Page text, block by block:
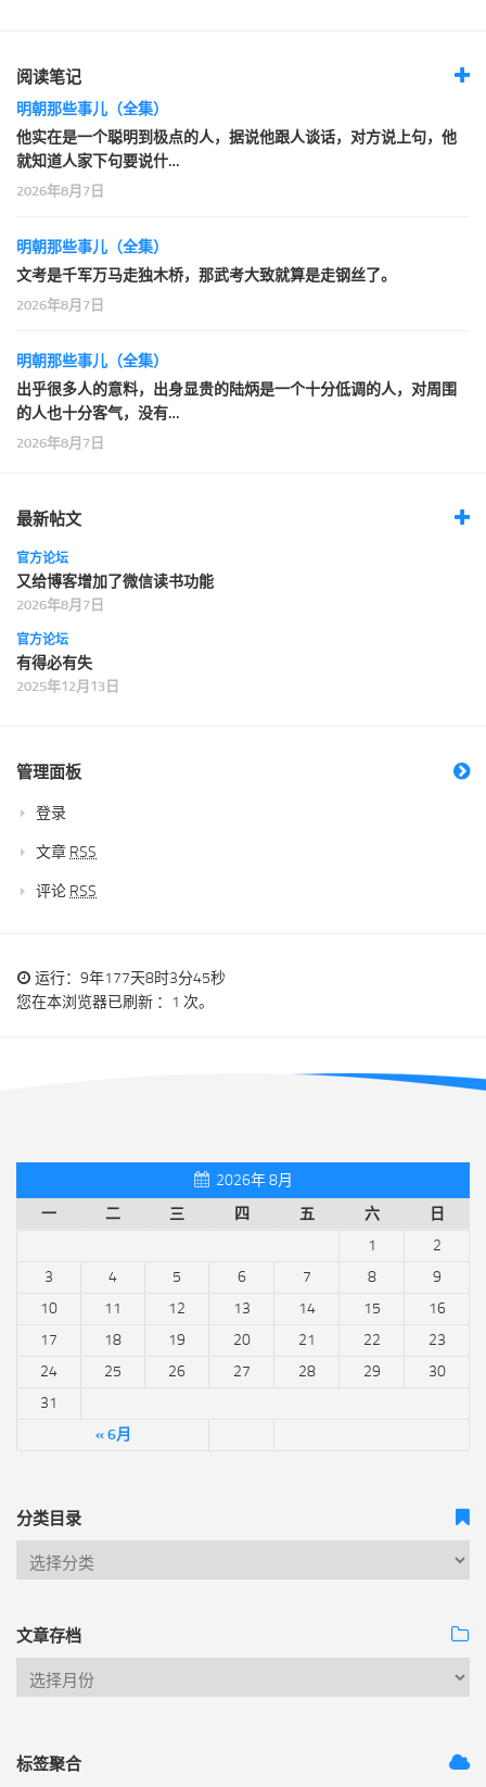
阅读笔记
明朝那些事儿（全集）
他实在是一个聪明到极点的人，据说他跟人谈话，对方说上句，他
就知道人家下句要说什…
2026年8月7日
明朝那些事儿（全集）
文考是千军万马走独木桥，那武考大致就算是走钢丝了。
2026年8月7日
明朝那些事儿（全集）
出乎很多人的意料，出身显贵的陆炳是一个十分低调的人，对周围
的人也十分客气，没有…
2026年8月7日
最新帖文
官方论坛
又给博客增加了微信读书功能
2026年8月7日
官方论坛
有得必有失
2025年12月13日
管理面板
登录
文章 RSS
评论 RSS
运行：9年177天8时3分46秒
您在本浏览器已刷新 ：1 次。
2026年 8月
一
二 三 四 五 六 日
« 6月
1
2
3
4 5 6 7 8
9
10
11 12 13 14 15
16
17
18 19 20 21 22
23
24
25 26 27 28 29
30
31
分类目录
文章存档
标签聚合